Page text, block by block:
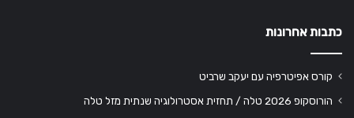
כתבות אחרונות
קורס אפיטרפיה עם יעקב שרביט
הורוסקופ 2026 טלה / תחזית אסטרולוגיה שנתית מזל טלה